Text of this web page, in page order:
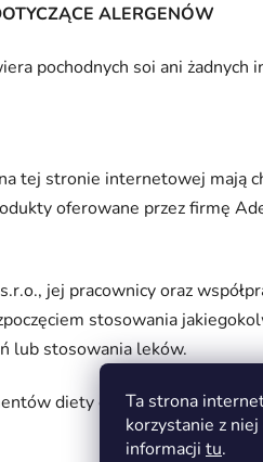
Ta strona
korzystanie z
informacji tu.
ALERGENÓW
pochodnych soi ani
tej stronie internetowej mają
oferowane przez firmę
jej pracownicy oraz
stosowania
lub stosowania leków.
diety odbywa się